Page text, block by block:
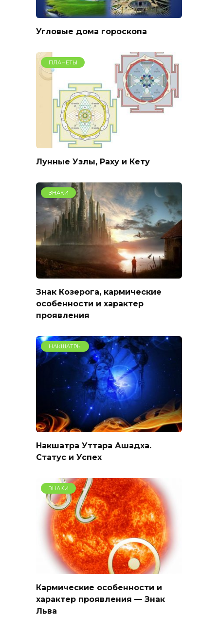
Угловые дома гороскопа
ПЛАНЕТЫ
Лунные Узлы, Раху и Кету
ЗНАКИ
Знак Козерога, кармические
особенности и характер
проявления
НАКШАТРЫ
Накшатра Уттара Ашадха.
Статус и Успех
ЗНАКИ
Кармические особенности и
характер проявления — Знак
Льва